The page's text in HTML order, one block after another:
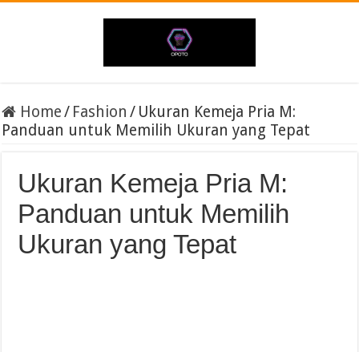
Home/ Fashion / Ukuran Kemeja Pria M:
Panduan untuk Memilih Ukuran yang Tepat
Ukuran Kemeja Pria M:
Panduan untuk Memilih
Ukuran yang Tepat